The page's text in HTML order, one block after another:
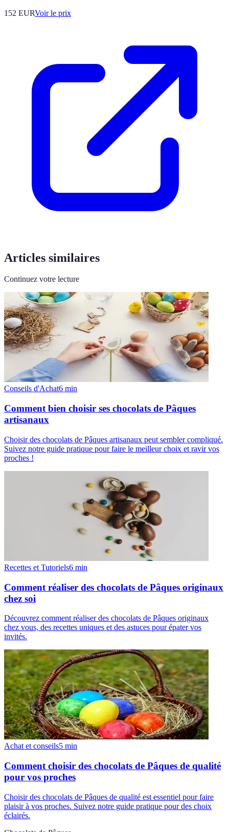
152 EURVoir le prix
Articles similaires
Continuez votre lecture
Conseils d'Achat6 min
Comment bien choisir ses chocolats de Pâques
artisanaux
Choisir des chocolats de Pâques artisanaux peut sembler compliqué.
Suivez notre guide pratique pour faire le meilleur choix et ravir vos
proches !
Recettes et Tutoriels6 min
Comment réaliser des chocolats de Pâques originaux
chez soi
Découvrez comment réaliser des chocolats de Pâques originaux
chez vous, des recettes uniques et des astuces pour épater vos
invités.
Achat et conseils5 min
Comment choisir des chocolats de Pâques de qualité
pour vos proches
Choisir des chocolats de Pâques de qualité est essentiel pour faire
plaisir à vos proches. Suivez notre guide pratique pour des choix
éclairés.